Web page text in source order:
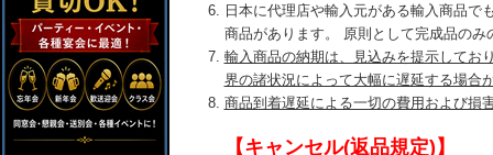
日本に代理店や輸入元がある輸入商品で
商品があります。 原則として完成品のみ
輸入商品の納期は、見込みを提示してお
界の諸状況によって大幅に遅延する場合
商品到着遅延による一切の費用および損
【キャンセル(返品規定)】